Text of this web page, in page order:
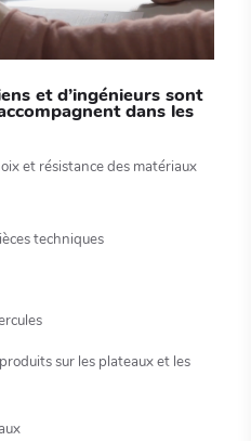
et d’ingénieurs sont
dans les
et résistance des matériaux
techniques
sur les plateaux et les